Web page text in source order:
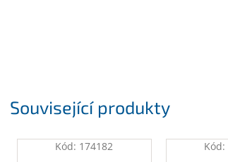
Související produkty
Kód: 174182 Kód: